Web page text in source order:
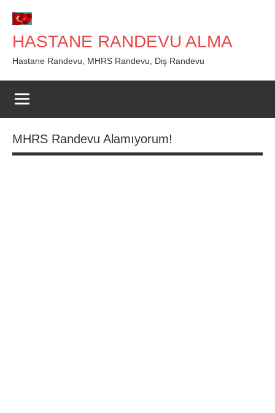
geç
HASTANE RANDEVU ALMA
Hastane Randevu, MHRS Randevu, Diş Randevu
MHRS Randevu Alamıyorum!